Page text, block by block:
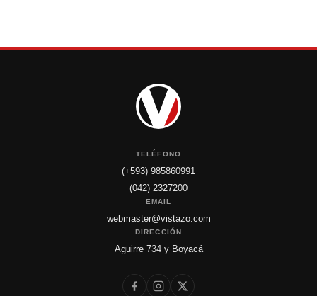
TELÉFONO
(+593) 985860991
(042) 2327200
EMAIL
webmaster@vistazo.com
DIRECCIÓN
Aguirre 734 y Boyacá